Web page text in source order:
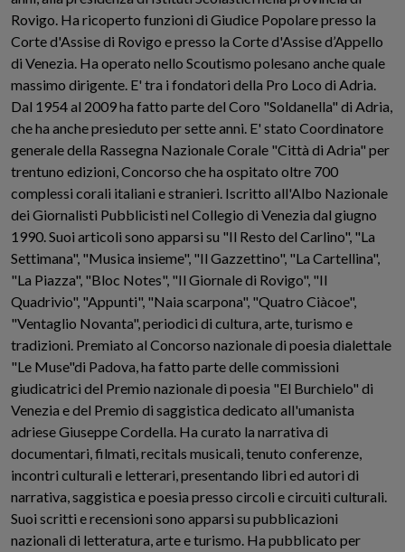
Rovigo. Ha ricoperto funzioni di Giudice Popolare presso la
Corte d'Assise di Rovigo e presso la Corte d'Assise d’Appello
di Venezia. Ha operato nello Scoutismo polesano anche quale
massimo dirigente. E' tra i fondatori della Pro Loco di Adria.
Dal 1954 al 2009 ha fatto parte del Coro "Soldanella" di Adria,
che ha anche presieduto per sette anni. E' stato Coordinatore
generale della Rassegna Nazionale Corale "Città di Adria" per
trentuno edizioni, Concorso che ha ospitato oltre 700
complessi corali italiani e stranieri. Iscritto all'Albo Nazionale
dei Giornalisti Pubblicisti nel Collegio di Venezia dal giugno
1990. Suoi articoli sono apparsi su "Il Resto del Carlino", "La
Settimana", "Musica insieme", "Il Gazzettino", "La Cartellina",
"La Piazza", "Bloc Notes", "Il Giornale di Rovigo", "Il
Quadrivio", "Appunti", "Naia scarpona", "Quatro Ciàcoe",
"Ventaglio Novanta", periodici di cultura, arte, turismo e
tradizioni. Premiato al Concorso nazionale di poesia dialettale
"Le Muse"di Padova, ha fatto parte delle commissioni
giudicatrici del Premio nazionale di poesia "El Burchielo" di
Venezia e del Premio di saggistica dedicato all'umanista
adriese Giuseppe Cordella. Ha curato la narrativa di
documentari, filmati, recitals musicali, tenuto conferenze,
incontri culturali e letterari, presentando libri ed autori di
narrativa, saggistica e poesia presso circoli e circuiti culturali.
Suoi scritti e recensioni sono apparsi su pubblicazioni
nazionali di letteratura, arte e turismo. Ha pubblicato per